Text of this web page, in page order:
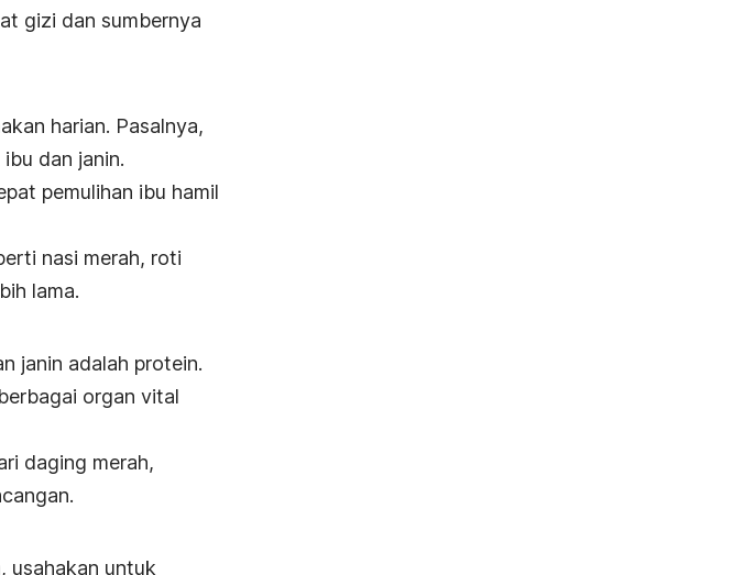
gizi dan sumbernya
harian. Pasalnya,
dan janin.
pemulihan ibu hamil
nasi merah, roti
lama.
janin adalah protein.
organ vital
daging merah,
usahakan untuk